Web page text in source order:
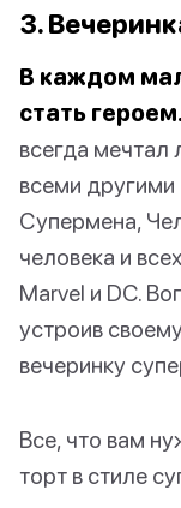
3.
В каждом
стать героем.
всегда мечтал
всеми
Супермена,
человека и
Marvel и DC.
устроив
вечеринку
Все, что вам
торт в стиле